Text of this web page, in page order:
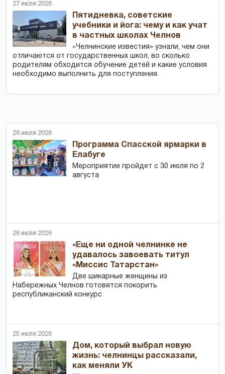
27 июля 2026
Пятидневка, советские
учебники и йога: чему и как учат
в частных школах Челнов
«Челнинские известия» узнали, чем они
отличаются от государственных школ, во сколько
родителям обходится обучение детей и какие условия
необходимо выполнить для поступления.
26 июля 2026
Программа Спасской ярмарки в
Елабуге
Мероприятие пройдет с 30 июля по 2
августа
26 июля 2026
«Еще ни одной челнинке не
удавалось завоевать титул
«Миссис Татарстан»
Две шикарные женщины из
Набережных Челнов готовятся покорить
республиканский конкурс
25 июля 2026
Дом, который выбрал новую
жизнь: челнинцы рассказали,
как меняли УК